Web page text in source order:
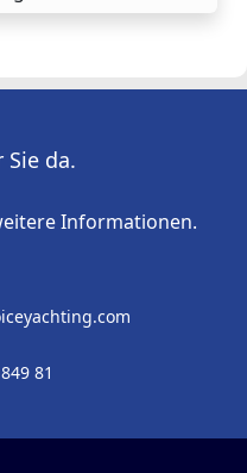
da.
Informationen.
81